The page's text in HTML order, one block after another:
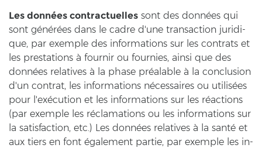
Les données con­trac­tu­el­les sont des données qui
sont générées dans le cadre d'une transac­tion ju­ri­di­
que, par ex­emp­le des in­for­ma­ti­ons sur les cont­rats et
les pre­sta­ti­ons à four­nir ou four­nies, ainsi que des
données re­la­ti­ves à la phase préalable à la con­clu­si­on
d'un cont­rat, les in­for­ma­ti­ons nécessaires ou utilisées
pour l'exécution et les in­for­ma­ti­ons sur les réactions
(par ex­emp­le les réclamations ou les in­for­ma­ti­ons sur
la sa­tis­fac­tion, etc.) Les données re­la­ti­ves à la santé et
aux tiers en font également par­tie, par ex­emp­le les in­